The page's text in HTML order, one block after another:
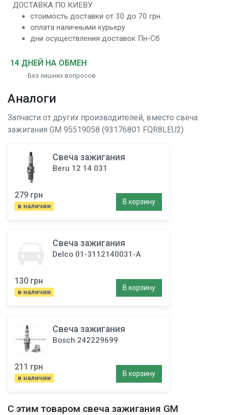
ДОСТАВКА ПО КИЕВУ
стоимость доставки от 30 до 70 грн.
оплата наличными курьеру
дни осуществления доставок Пн-Сб
14 ДНЕЙ НА ОБМЕН
Без лишних вопросов
Аналоги
Запчасти от других производителей, вместо свеча
зажигания GM 95519058 (93176801 FQR8LEU2)
Свеча зажигания
Beru 12 14 031
279 грн
в наличии
В корзину
Свеча зажигания
Delco 01-3112140031-A
130 грн
в наличии
В корзину
Свеча зажигания
Bosch 242229699
211 грн
в наличии
В корзину
С этим товаром свеча зажигания GM